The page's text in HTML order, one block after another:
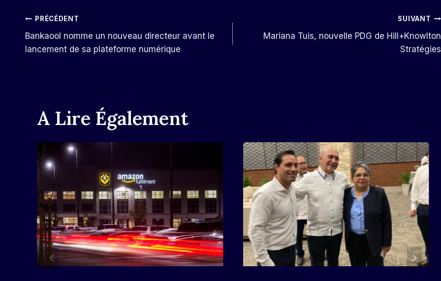
Navigation
De
PRÉCÉDENT
Bankaool nomme un nouveau directeur avant le
lancement de sa plateforme numérique
SUIVANT
Mariana Tuis, nouvelle PDG de Hill+Knowlton
Stratégies
A Lire Également